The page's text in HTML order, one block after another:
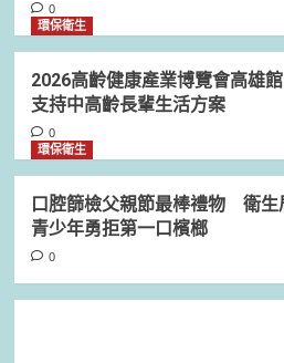
0
環保衛生
2026高齡健康產業博覽會高雄
支持中高齡長輩生活方案
0
環保衛生
口腔篩檢父親節最棒禮物 衛生
青少年勇拒第一口檳榔
0